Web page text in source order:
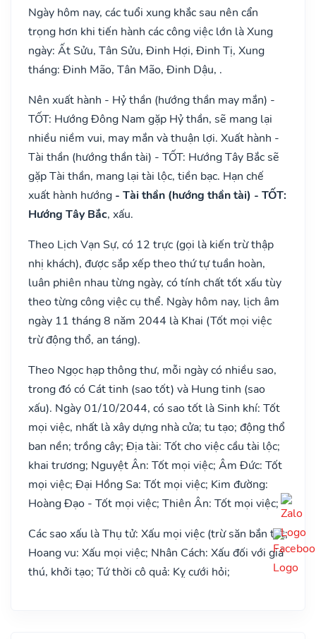
Ngày hôm nay, các tuổi xung khắc sau nên cẩn
trọng hơn khi tiến hành các công việc lớn là Xung
ngày: Ất Sửu, Tân Sửu, Đinh Hợi, Đinh Tị, Xung
tháng: Đinh Mão, Tân Mão, Đinh Dậu, .
Nên xuất hành - Hỷ thần (hướng thần may mắn) -
TỐT: Hướng Đông Nam gặp Hỷ thần, sẽ mang lại
nhiều niềm vui, may mắn và thuận lợi. Xuất hành -
Tài thần (hướng thần tài) - TỐT: Hướng Tây Bắc sẽ
gặp Tài thần, mang lại tài lộc, tiền bạc. Hạn chế
xuất hành hướng - Tài thần (hướng thần tài) - TỐT:
Hướng Tây Bắc, xấu.
Theo Lịch Vạn Sự, có 12 trực (gọi là kiến trừ thập
nhị khách), được sắp xếp theo thứ tự tuần hoàn,
luân phiên nhau từng ngày, có tính chất tốt xấu tùy
theo từng công việc cụ thể. Ngày hôm nay, lịch âm
ngày 11 tháng 8 năm 2044 là Khai (Tốt mọi việc
trừ động thổ, an táng).
Theo Ngọc hạp thông thư, mỗi ngày có nhiều sao,
trong đó có Cát tinh (sao tốt) và Hung tinh (sao
xấu). Ngày 01/10/2044, có sao tốt là Sinh khí: Tốt
mọi việc, nhất là xây dựng nhà cửa; tu tạo; động thổ
ban nền; trồng cây; Địa tài: Tốt cho việc cầu tài lộc;
khai trương; Nguyệt Ân: Tốt mọi việc; Âm Đức: Tốt
mọi việc; Đại Hồng Sa: Tốt mọi việc; Kim đường:
Hoàng Đạo - Tốt mọi việc; Thiên Ân: Tốt mọi việc;
Các sao xấu là Thụ tử: Xấu mọi việc (trừ săn bắn tốt;
Hoang vu: Xấu mọi việc; Nhân Cách: Xấu đối với giá
thú, khởi tạo; Tứ thời cô quả: Kỵ cưới hỏi;